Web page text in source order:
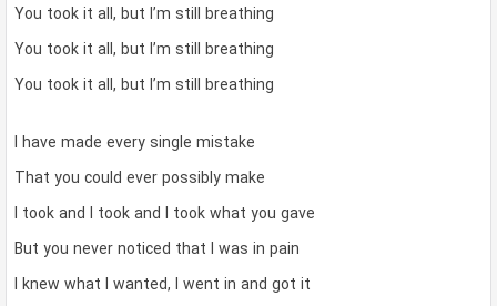
You took it all, but I’m still breathing
You took it all, but I’m still breathing
You took it all, but I’m still breathing
I have made every single mistake
That you could ever possibly make
I took and I took and I took what you gave
But you never noticed that I was in pain
I knew what I wanted, I went in and got it